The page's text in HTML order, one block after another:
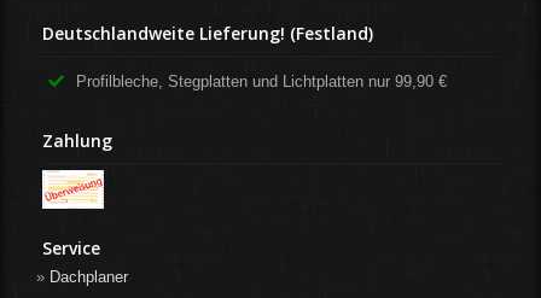
Deutschlandweite Lieferung! (Festland)
Profilbleche, Stegplatten und Lichtplatten nur 99,90 €
Zahlung
Service
Dachplaner